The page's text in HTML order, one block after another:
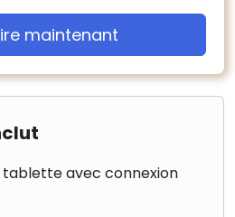
maintenant
avec connexion